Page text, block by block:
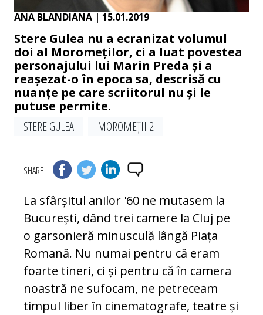
ANA BLANDIANA | 15.01.2019
Stere Gulea nu a ecranizat volumul
doi al Moromeților, ci a luat povestea
personajului lui Marin Preda și a
reașezat-o în epoca sa, descrisă cu
nuanțe pe care scriitorul nu și le
putuse permite.
STERE GULEA
MOROMEȚII 2
SHARE
La sfârșitul anilor '60 ne mutasem la
București, dând trei camere la Cluj pe
o garsonieră minusculă lângă Piața
Romană. Nu numai pentru că eram
foarte tineri, ci și pentru că în camera
noastră ne sufocam, ne petreceam
timpul liber în cinematografe, teatre și